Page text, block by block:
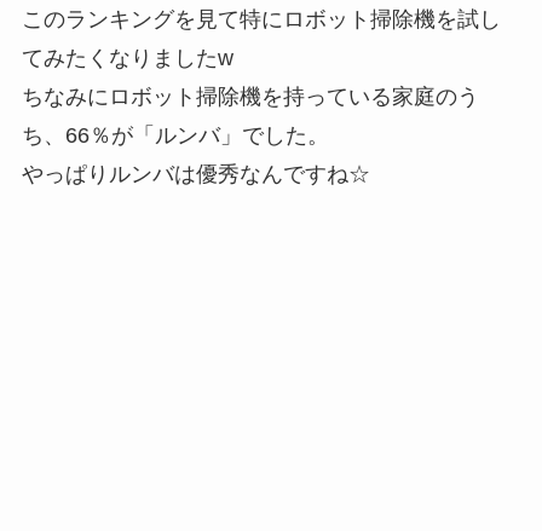
このランキングを見て特にロボット掃除機を試し
てみたくなりましたw
ちなみにロボット掃除機を持っている家庭のう
ち、66％が「ルンバ」でした。
やっぱりルンバは優秀なんですね☆